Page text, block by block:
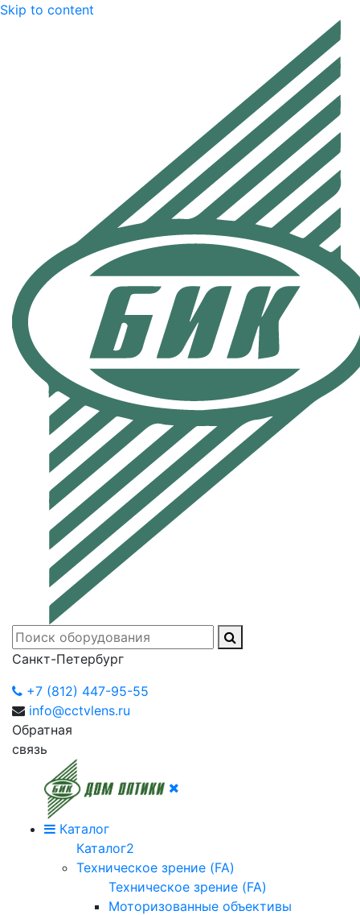
Skip to content
Санкт-Петербург
+7 (812) 447-95-55
info@cctvlens.ru
Обратная
связь
Каталог
Каталог2
Техническое зрение (FA)
Техническое зрение (FA)
Моторизованные объективы